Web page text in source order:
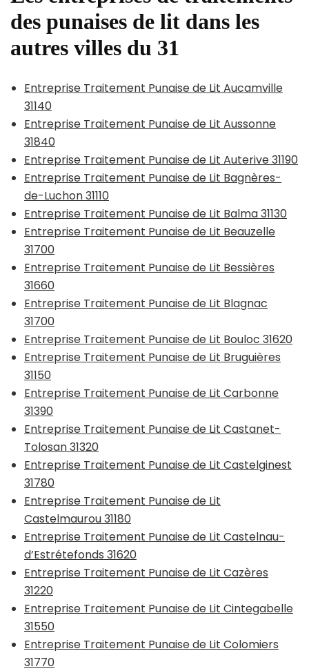
des punaises de lit dans les
autres villes du 31
Entreprise Traitement Punaise de Lit Aucamville
31140
Entreprise Traitement Punaise de Lit Aussonne
31840
Entreprise Traitement Punaise de Lit Auterive 31190
Entreprise Traitement Punaise de Lit Bagnères-
de-Luchon 31110
Entreprise Traitement Punaise de Lit Balma 31130
Entreprise Traitement Punaise de Lit Beauzelle
31700
Entreprise Traitement Punaise de Lit Bessières
31660
Entreprise Traitement Punaise de Lit Blagnac
31700
Entreprise Traitement Punaise de Lit Bouloc 31620
Entreprise Traitement Punaise de Lit Bruguières
31150
Entreprise Traitement Punaise de Lit Carbonne
31390
Entreprise Traitement Punaise de Lit Castanet-
Tolosan 31320
Entreprise Traitement Punaise de Lit Castelginest
31780
Entreprise Traitement Punaise de Lit
Castelmaurou 31180
Entreprise Traitement Punaise de Lit Castelnau-
d’Estrétefonds 31620
Entreprise Traitement Punaise de Lit Cazères
31220
Entreprise Traitement Punaise de Lit Cintegabelle
31550
Entreprise Traitement Punaise de Lit Colomiers
31770